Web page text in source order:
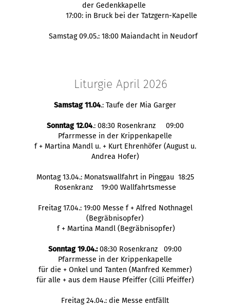
der Gedenkkapelle
17:00: in Bruck bei der Tatzgern-Kapelle
Samstag 09.05.: 18:00 Maiandacht in Neudorf
Liturgie April 2026
Samstag 11.04.: Taufe der Mia Garger
Sonntag 12.04.: 08:30 Rosenkranz 09:00
Pfarrmesse in der Krippenkapelle
f + Martina Mandl u. + Kurt Ehrenhöfer (August u.
Andrea Hofer)
Montag 13.04.: Monatswallfahrt in Pinggau 18:25
Rosenkranz 19:00 Wallfahrtsmesse
Freitag 17.04.: 19:00 Messe f + Alfred Nothnagel
(Begräbnisopfer)
f + Martina Mandl (Begräbnisopfer)
Sonntag 19.04.:08:30 Rosenkranz 09:00
Pfarrmesse in der Krippenkapelle
für die + Onkel und Tanten (Manfred Kemmer)
für alle + aus dem Hause Pfeiffer (Cilli Pfeiffer)
Freitag 24.04.: die Messe entfällt